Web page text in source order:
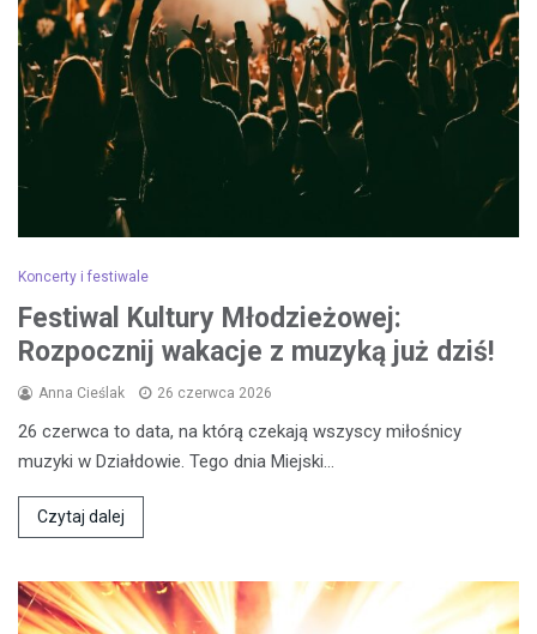
Koncerty i festiwale
Festiwal Kultury Młodzieżowej:
Rozpocznij wakacje z muzyką już dziś!
Anna Cieślak 26 czerwca 2026
26 czerwca to data, na którą czekają wszyscy miłośnicy
muzyki w Działdowie. Tego dnia Miejski…
Czytaj dalej